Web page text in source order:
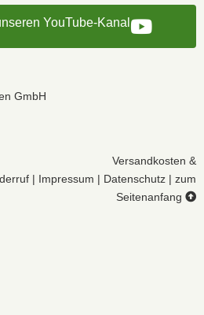
YouTube-Kanal
GmbH
Versandkosten &
| Impressum | Datenschutz | zum
Seitenanfang